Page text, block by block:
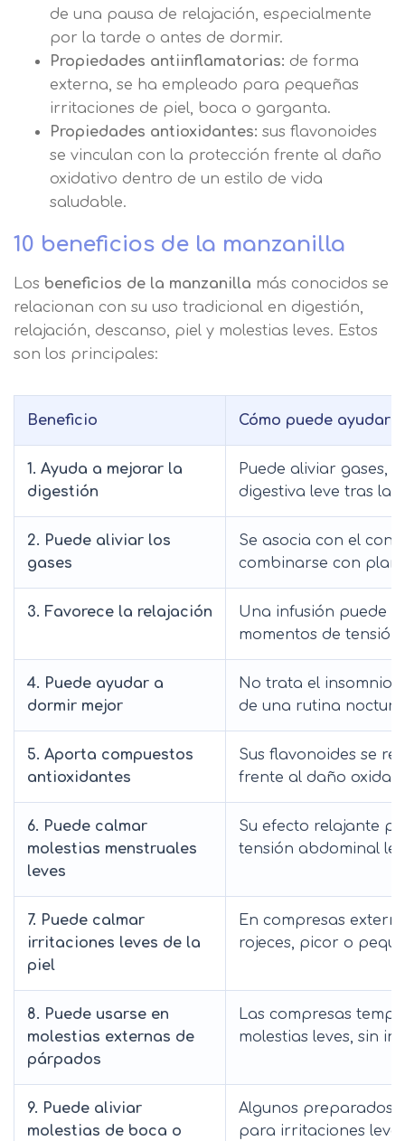
de una pausa de relajación, especialmente
por la tarde o antes de dormir.
Propiedades antiinflamatorias: de forma
externa, se ha empleado para pequeñas
irritaciones de piel, boca o garganta.
Propiedades antioxidantes: sus flavonoides
se vinculan con la protección frente al daño
oxidativo dentro de un estilo de vida
saludable.
10 beneficios de la manzanilla
Los beneficios de la manzanilla más conocidos se
relacionan con su uso tradicional en digestión,
relajación, descanso, piel y molestias leves. Estos
son los principales:
Beneficio Cómo puede ayudar
1. Ayuda a mejorar la
digestión
Puede aliviar gases,
digestiva leve tras las
2. Puede aliviar los
gases
Se asocia con el
combinarse con
3. Favorece la relajación
Una infusión puede
momentos de
4. Puede ayudar a
dormir mejor
No trata el
de una rutina
5. Aporta compuestos
antioxidantes
Sus flavonoides se
frente al daño
6. Puede calmar
molestias menstruales
leves
Su efecto relajante
tensión abdominal
7. Puede calmar
irritaciones leves de la
piel
En compresas
rojeces, picor o
8. Puede usarse en
molestias externas de
párpados
Las compresas
molestias leves, sin
9. Puede aliviar
molestias de boca o
Algunos preparados
para irritaciones